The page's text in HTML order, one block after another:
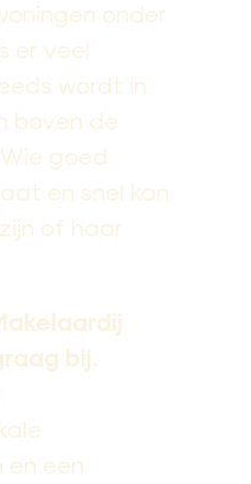
onder
er veel
wordt in
boven de
goed
en snel kan
of haar
bij.
en een